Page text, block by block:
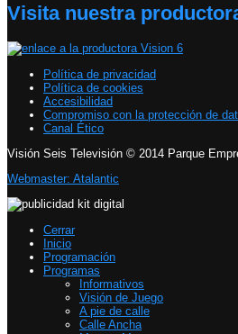
Visita nuestra
Política de privacidad
Política de cookies
Accesibilidad
Compromiso con la protección de
Canal Ético
Visión Seis Televisión © 2014 Parque
Webmaster: Atalantic
Cerrar
Inicio
Programación
Programas
Informativos
Visión de Juego
A pie de calle
Calle Ancha